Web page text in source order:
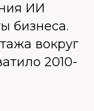
ИИ
бизнеса.
вокруг
2010-